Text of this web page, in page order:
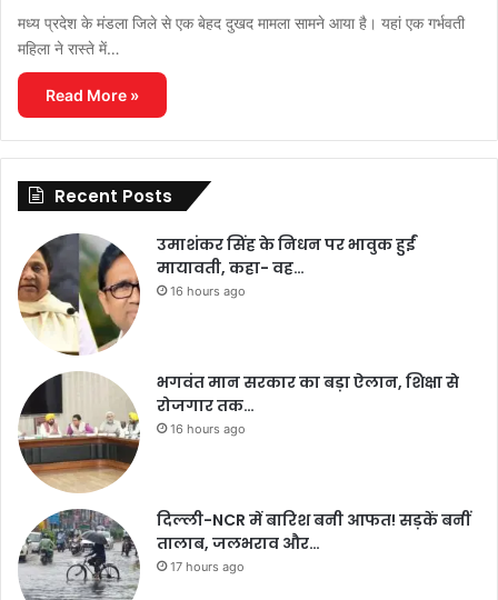
मध्य प्रदेश के मंडला जिले से एक बेहद दुखद मामला सामने आया है। यहां एक गर्भवती
महिला ने रास्ते में…
Read More »
Recent Posts
उमाशंकर सिंह के निधन पर भावुक हुईं
मायावती, कहा- वह…
16 hours ago
भगवंत मान सरकार का बड़ा ऐलान, शिक्षा से
रोजगार तक…
16 hours ago
दिल्ली-NCR में बारिश बनी आफत! सड़कें बनीं
तालाब, जलभराव और…
17 hours ago